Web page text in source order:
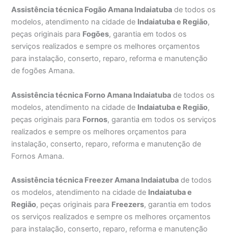
Assistência técnica Fogão Amana Indaiatuba de todos os
modelos, atendimento na cidade de Indaiatuba e Região,
peças originais para Fogões, garantia em todos os
serviços realizados e sempre os melhores orçamentos
para instalação, conserto, reparo, reforma e manutenção
de fogões Amana.
Assistência técnica Forno Amana Indaiatuba de todos os
modelos, atendimento na cidade de Indaiatuba e Região,
peças originais para Fornos, garantia em todos os serviços
realizados e sempre os melhores orçamentos para
instalação, conserto, reparo, reforma e manutenção de
Fornos Amana.
Assistência técnica Freezer Amana Indaiatuba de todos
os modelos, atendimento na cidade de Indaiatuba e
Região, peças originais para Freezers, garantia em todos
os serviços realizados e sempre os melhores orçamentos
para instalação, conserto, reparo, reforma e manutenção